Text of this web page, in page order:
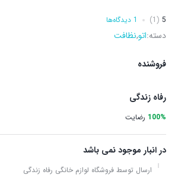
5
(1) 1 دیدگاه‌ها
دسته:اتو,نظافت
فروشنده
رفاه زندگی
100% رضایت
در انبار موجود نمی باشد
ارسال توسط فروشگاه لوازم خانگی رفاه زندگی